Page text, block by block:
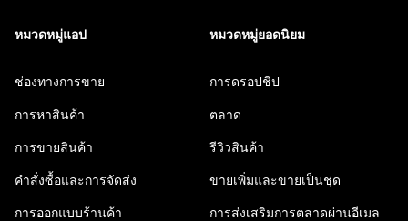
หมวดหมู่แอป
ช่องทางการขาย
การหาสินค้า
การขายสินค้า
คำสั่งซื้อและการจัดส่ง
การออกแบบร้านค้า
หมวดหมู่ยอดนิยม
การดรอปชิป
ตลาด
รีวิวสินค้า
ขายเพิ่มและขายเป็นชุด
การส่งเสริมการตลาดผ่านอีเมล